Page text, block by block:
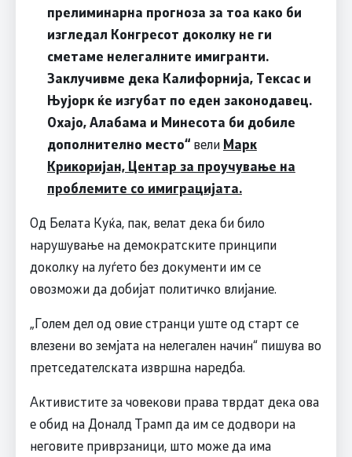
прелиминарна прогноза за тоа како би
изгледал Конгресот доколку не ги
сметаме нелегалните имигранти.
Заклучивме дека Калифорнија, Тексас и
Њујорк ќе изгубат по еден законодавец.
Охајо, Алабама и Минесота би добиле
дополнително место“вели Марк
Крикоријан, Центар за проучување на
проблемите со имиграцијата.
Од Белата Куќа, пак, велат дека би било
нарушување на демократските принципи
доколку на луѓето без документи им се
овозможи да добијат политичко влијание.
„Голем дел од овие странци уште од старт се
влезени во земјата на нелегален начин“ пишува во
претседателската извршна наредба.
Активистите за човекови права тврдат дека ова
е обид на Доналд Трамп да им се додвори на
неговите приврзаници, што може да има